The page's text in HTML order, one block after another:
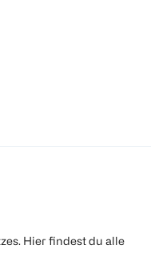
Hier findest du alle